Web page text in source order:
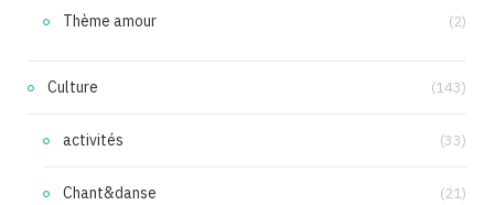
Thème amour (2)
Culture (143)
activités (33)
Chant&danse (21)